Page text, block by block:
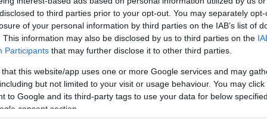
to third parties prior to your opt-out. You may separately
of your personal information by third parties on the IAB’s list of
This information may also be disclosed by us to third parties on the
Participants that may further disclose it to other third parties.
that this website/app uses one or more Google services and may
but not limited to your visit or usage behaviour. You may
to Google and its third-party tags to use your data for below
consent section.
το ΕΘΝΟΣ στη Google
το ματς τηςΕθνικής Ελλάδας με τη